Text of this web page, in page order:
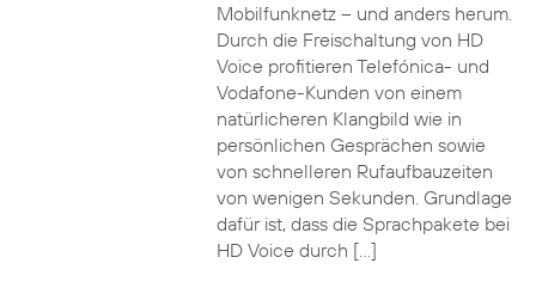
Mobilfunknetz – und anders herum.
Durch die Freischaltung von HD
Voice profitieren Telefónica- und
Vodafone-Kunden von einem
natürlicheren Klangbild wie in
persönlichen Gesprächen sowie
von schnelleren Rufaufbauzeiten
von wenigen Sekunden. Grundlage
dafür ist, dass die Sprachpakete bei
HD Voice durch […]